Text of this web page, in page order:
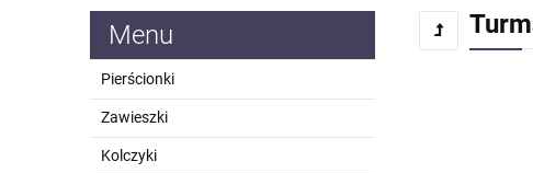
Menu
Pierścionki
Zawieszki
Kolczyki